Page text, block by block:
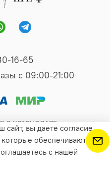
16-65
с 09:00-21:00
В КРАСНОДАРЕ
сайт, вы даете согласие
обеспечивают
с нашей